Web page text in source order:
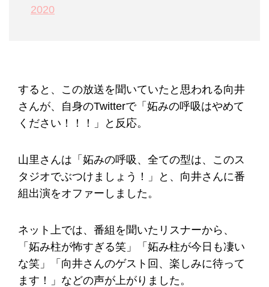
2020
すると、この放送を聞いていたと思われる向井
さんが、自身のTwitterで「妬みの呼吸はやめて
ください！！！」と反応。
山里さんは「妬みの呼吸、全ての型は、このス
タジオでぶつけましょう！」と、向井さんに番
組出演をオファーしました。
ネット上では、番組を聞いたリスナーから、
「妬み柱が怖すぎる笑」「妬み柱が今日も凄い
な笑」「向井さんのゲスト回、楽しみに待って
ます！」などの声が上がりました。